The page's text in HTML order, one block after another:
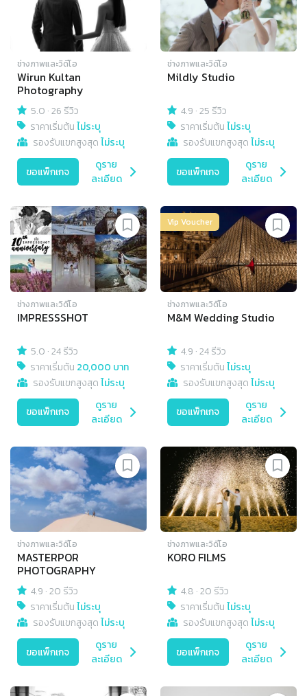
ช่างภาพและวิดีโอ
Wirun Kultan
Photography
5.0 ·26 รีวิว
ราคาเริ่มต้นไม่ระบุ
รองรับแขกสูงสุดไม่ระบุ
ขอแพ็กเกจ
ดูราย
ละเอียด
ช่างภาพและวิดีโอ
Mildly Studio
4.9 ·25 รีวิว
ราคาเริ่มต้นไม่ระบุ
รองรับแขกสูงสุดไม่ระบุ
ขอแพ็กเกจ
ดูราย
ละเอียด
ช่างภาพและวิดีโอ
IMPRESSSHOT
5.0 ·24 รีวิว
ราคาเริ่มต้น 20,000 บาท
รองรับแขกสูงสุดไม่ระบุ
ขอแพ็กเกจ
ดูราย
ละเอียด
Vip Voucher
ช่างภาพและวิดีโอ
M&M Wedding Studio
4.9 ·24 รีวิว
ราคาเริ่มต้นไม่ระบุ
รองรับแขกสูงสุดไม่ระบุ
ขอแพ็กเกจ
ดูราย
ละเอียด
ช่างภาพและวิดีโอ
MASTERPOR
PHOTOGRAPHY
4.9 ·20 รีวิว
ราคาเริ่มต้นไม่ระบุ
รองรับแขกสูงสุดไม่ระบุ
ขอแพ็กเกจ
ดูราย
ละเอียด
ช่างภาพและวิดีโอ
KORO FILMS
4.8 ·20 รีวิว
ราคาเริ่มต้นไม่ระบุ
รองรับแขกสูงสุดไม่ระบุ
ขอแพ็กเกจ
ดูราย
ละเอียด